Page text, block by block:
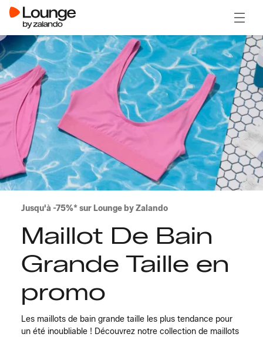
Jusqu'à -75%* sur Lounge by Zalando
Maillot De Bain
Grande Taille en
promo
Les maillots de bain grande taille les plus tendance pour
un été inoubliable ! Découvrez notre collection de maillots